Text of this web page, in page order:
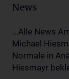
News
...Alle News
Michael
Normale in
Hiesmayr